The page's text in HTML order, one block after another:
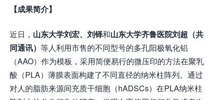
【成果简介】
近日， 山东大学刘宏、刘铎和山东大学齐鲁医院刘超（共
同通讯） 等人利用市售的不同型号的多孔阳极氧化铝
（AAO）作为模板，采用简便易行的微压印的方法在聚乳
酸（PLA）薄膜表面构建了不同直径的纳米柱阵列。通过
对人的脂肪来源间充质干细胞（hADSCs）在PLA纳米柱